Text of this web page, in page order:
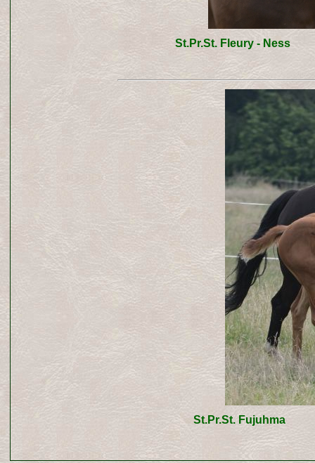
St.Pr.St. Fleury - Ness
St.Pr.St. Fujuhma